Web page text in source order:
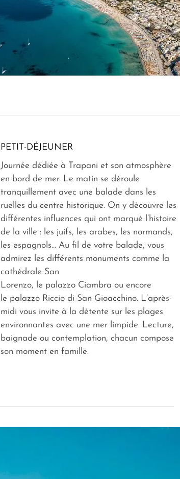
PETIT-DÉJEUNER
Journée dédiée à Trapani et son atmosphère
en bord de mer. Le matin se déroule
tranquillement avec une balade dans les
ruelles du centre historique. On y découvre les
différentes influences qui ont marqué l’histoire
de la ville : les juifs, les arabes, les normands,
les espagnols… Au fil de votre balade, vous
admirez les différents monuments comme la
cathédrale San
Lorenzo, le palazzo Ciambra ou encore
le palazzo Riccio di San Gioacchino. L’après-
midi vous invite à la détente sur les plages
environnantes avec une mer limpide. Lecture,
baignade ou contemplation, chacun compose
son moment en famille.